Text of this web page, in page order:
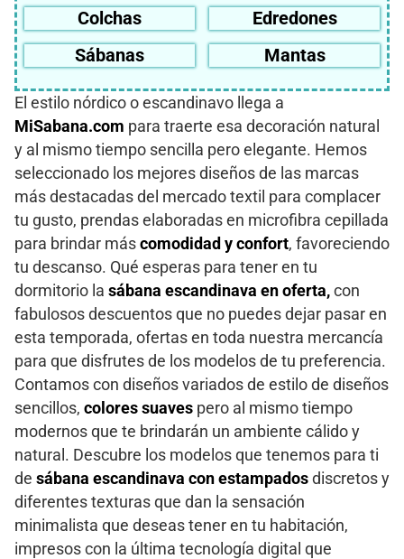
Colchas
Edredones
Sábanas
Mantas
El estilo nórdico o escandinavo llega a
MiSabana.com para traerte esa decoración natural
y al mismo tiempo sencilla pero elegante. Hemos
seleccionado los mejores diseños de las marcas
más destacadas del mercado textil para complacer
tu gusto, prendas elaboradas en microfibra cepillada
para brindar más comodidad y confort, favoreciendo
tu descanso. Qué esperas para tener en tu
dormitorio la sábana escandinava en oferta, con
fabulosos descuentos que no puedes dejar pasar en
esta temporada, ofertas en toda nuestra mercancía
para que disfrutes de los modelos de tu preferencia.
Contamos con diseños variados de estilo de diseños
sencillos, colores suaves pero al mismo tiempo
modernos que te brindarán un ambiente cálido y
natural. Descubre los modelos que tenemos para ti
de sábana escandinava con estampados discretos y
diferentes texturas que dan la sensación
minimalista que deseas tener en tu habitación,
impresos con la última tecnología digital que